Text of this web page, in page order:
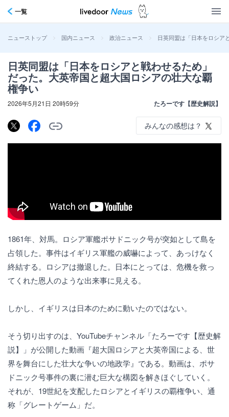
一覧
ニューストップ > 国内ニュース > 政治ニュース > 日英同盟は「日本をロシア
日英同盟は「日本をロシアと戦わせるため」
だった。大英帝国と超大国ロシアの壮大な覇
権争い
2026年5月21日 20時59分 たろーです【歴史解説】
みんなの感想は？
1861年、対馬。ロシア軍艦ポサドニック号が突如として島を
占領した。事件はイギリス軍艦の威嚇によって、あっけなく
終結する。ロシアは撤退した。日本にとっては、危機を救っ
てくれた恩人のような出来事に見える。
しかし、イギリスは日本のために動いたのではない。
そう切り出すのは、YouTubeチャンネル「たろーです【歴史解
説】」が公開した動画『超大国ロシアと大英帝国による、世
界を舞台にした壮大な争いの地政学』である。動画は、ポサ
ドニック号事件の裏に潜む巨大な構図を解きほぐしていく。
それが、19世紀を支配したロシアとイギリスの覇権争い、通
称「グレートゲーム」だ。